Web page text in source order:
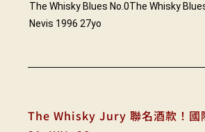
The Whisky Blues No.0The Whisky
Nevis 1996 27yo
The Whisky Jury 聯名酒款！國